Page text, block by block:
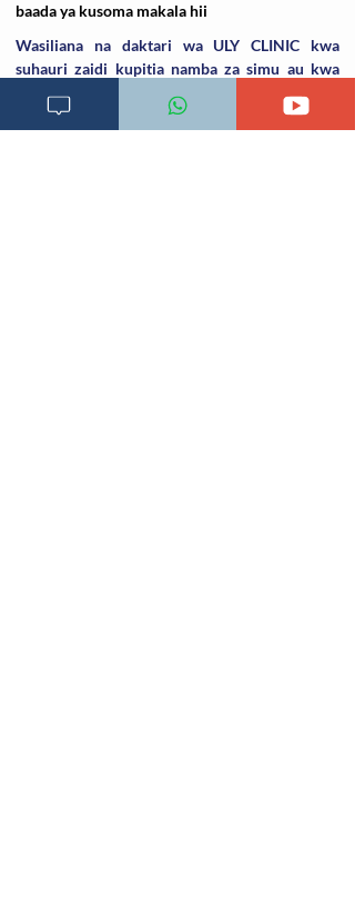
baada ya kusoma makala hii
Wasiliana na daktari wa ULY CLINIC kwa
suhauri zaidi kupitia namba za simu au kwa
kubonyeza '
' chini ya tovuti hii